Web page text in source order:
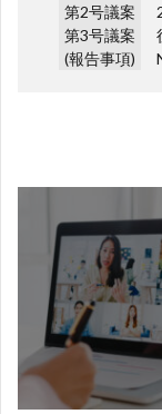
第2号議案
第3号議案
(報告事項)